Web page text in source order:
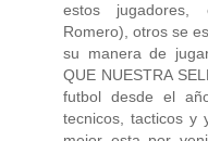
estos jugadores,
Romero), otros se
su manera de
QUE NUESTRA
futbol desde el
tecnicos, tacticos y